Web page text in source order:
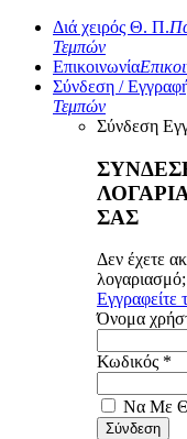
Διά χειρός Θ. Π.
Τεμπών
Επικοινωνία
Σύνδεση /
Τεμπών
Σύνδεση
ΣΑΣ
Δεν έχετε
λογαριασμό;
Εγγραφείτε
Όνομα
Κωδικός *
Να Με